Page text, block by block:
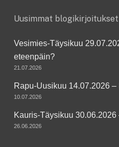
Uusimmat blogikirjoitukset
Vesimies-Täysikuu
eteenpäin?
21.07.2026
Rapu-Uusikuu 14.07.2026
10.07.2026
Kauris-Täysikuu
26.06.2026